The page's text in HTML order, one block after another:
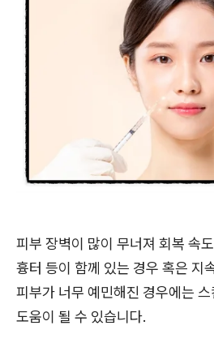
피부 장벽이 많이 무너져 회복 속
흉터 등이 함께 있는 경우 혹은 지
피부가 너무 예민해진 경우에는
도움이 될 수 있습니다.